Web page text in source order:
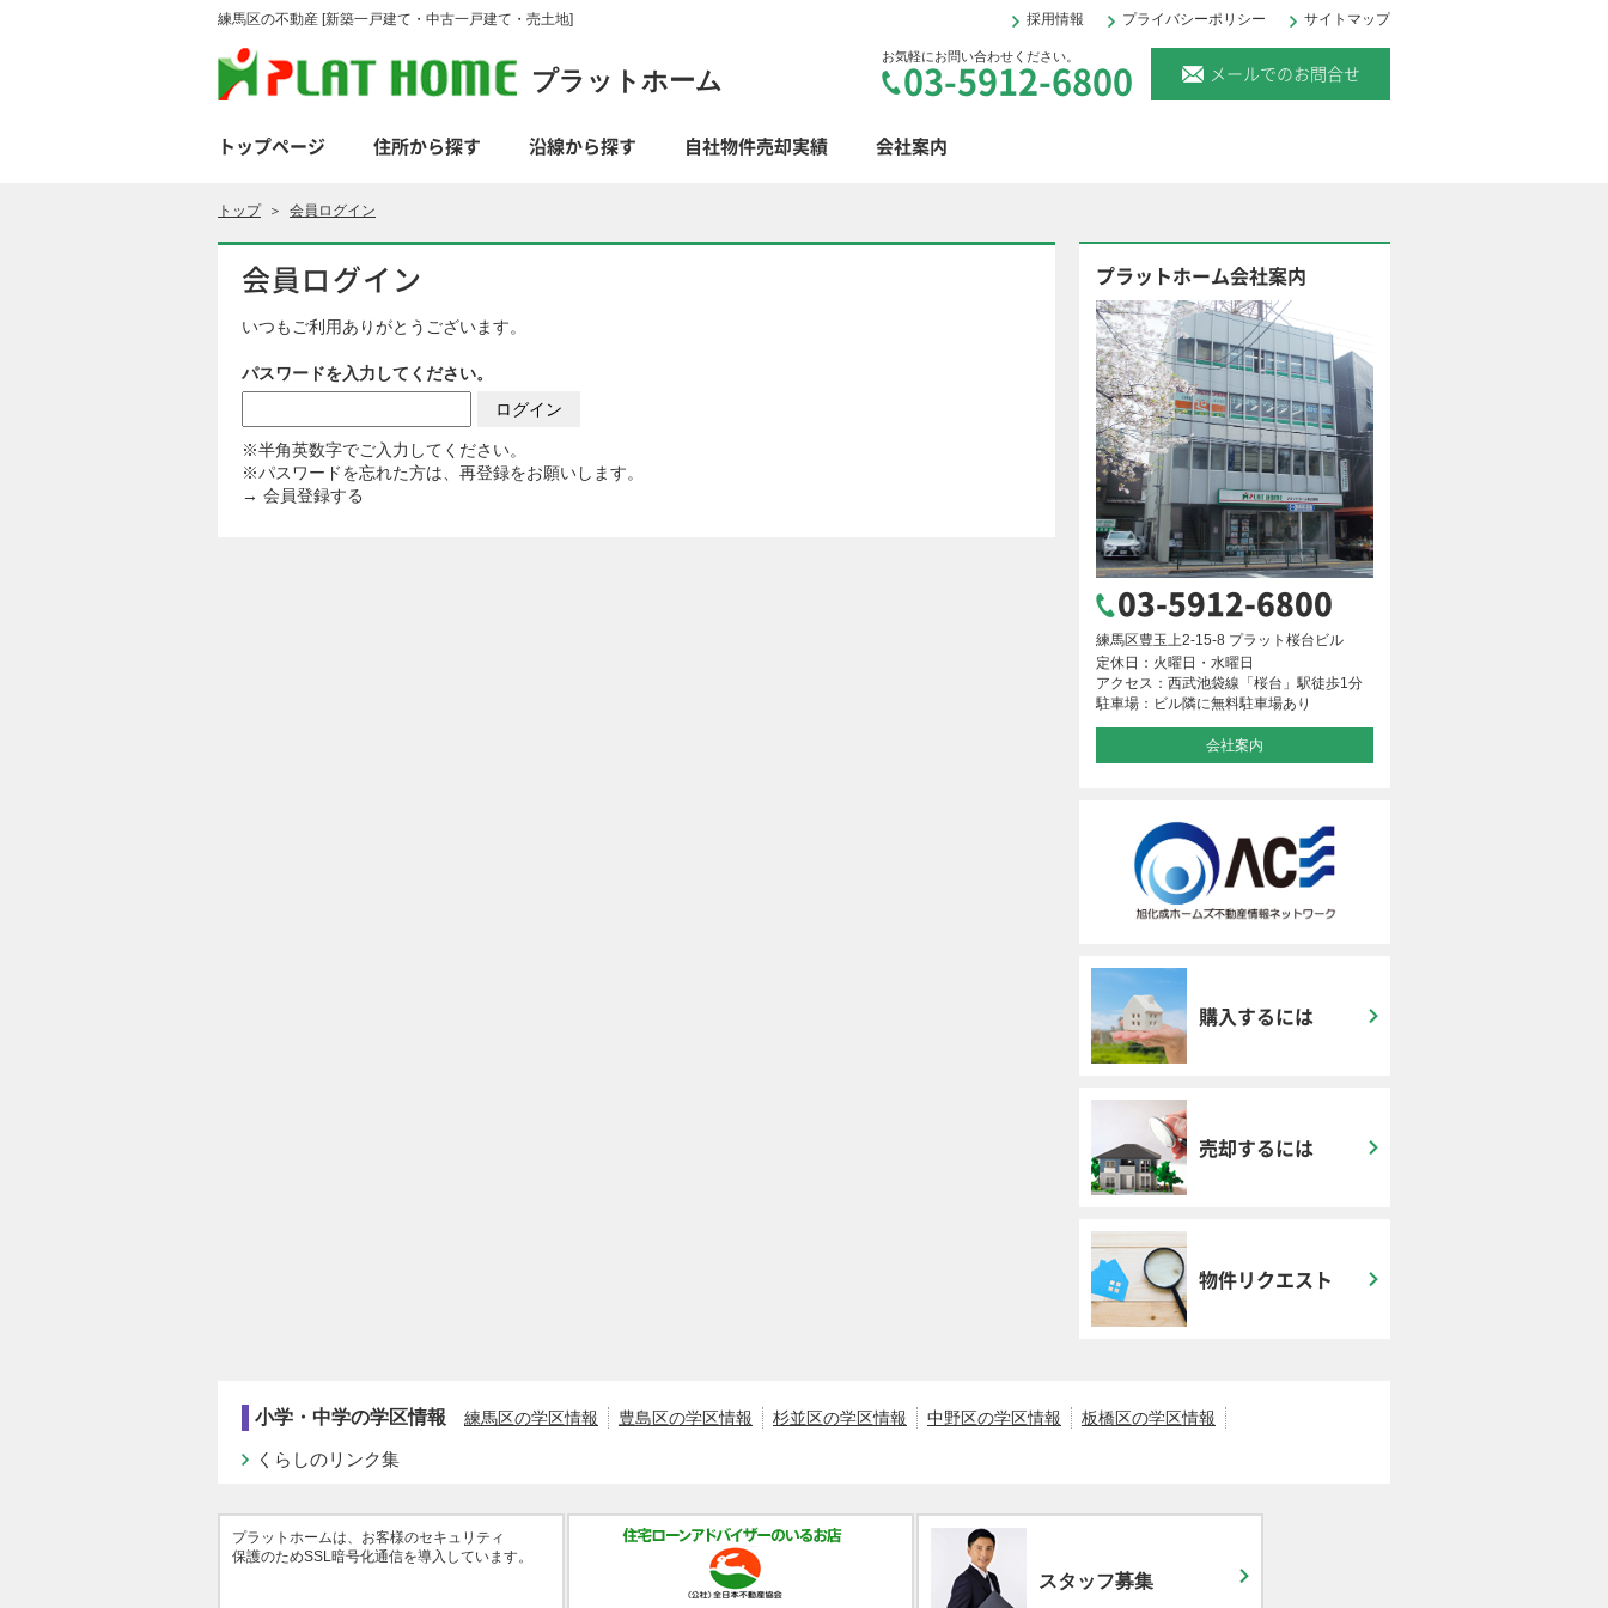
練馬区の不動産 [新築一戸建て・中古一戸建て・売土地] 採用情報 プライバシーポリシー サイトマップ
プラットホーム
お気軽にお問い合わせください。
03-5912-6800 メールでのお問合せ
トップページ 住所から探す 沿線から探す 自社物件売却実績 会社案内
トップ＞ 会員ログイン
会員ログイン
いつもご利用ありがとうございます。
パスワードを入力してください。
※半角英数字でご入力してください。
※パスワードを忘れた方は、再登録をお願いします。
→ 会員登録する
プラットホーム会社案内
03-5912-6800
練馬区豊玉上2-15-8 プラット桜台ビル
定休日：火曜日・水曜日
アクセス：西武池袋線「桜台」駅徒歩1分
駐車場：ビル隣に無料駐車場あり
会社案内
購入するには
売却するには
物件リクエスト
小学・中学の学区情報 練馬区の学区情報 豊島区の学区情報 杉並区の学区情報 中野区の学区情報 板橋区の学区情報
くらしのリンク集
プラットホームは、お客様のセキュリティ
保護のためSSL暗号化通信を導入しています。
スタッフ募集